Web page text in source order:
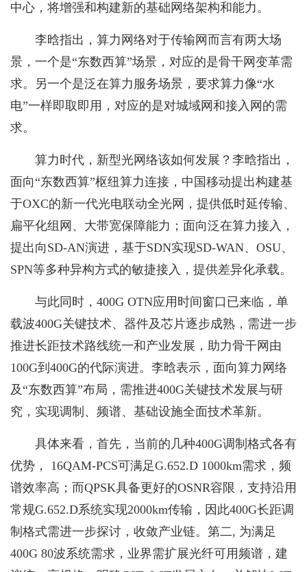
中心，将增强和构建新的基础网络架构和能力。
李晗指出，算力网络对于传输网而言有两大场
景，一个是“东数西算”场景，对应的是骨干网变革需
求。另一个是泛在算力服务场景，要求算力像“水
电”一样即取即用，对应的是对城域网和接入网的需
求。
算力时代，新型光网络该如何发展？李晗指出，
面向“东数西算”枢纽算力连接，中国移动提出构建基
于OXC的新一代光电联动全光网，提供低时延传输、
扁平化组网、大带宽保障能力；面向泛在算力接入，
提出向SD-AN演进，基于SDN实现SD-WAN、OSU、
SPN等多种异构方式的敏捷接入，提供差异化承载。
与此同时，400G OTN应用时间窗口已来临，单
载波400G关键技术、器件及芯片逐步成熟，需进一步
推进长距技术路线统一和产业发展，助力骨干网由
100G到400G的代际演进。李晗表示，面向算力网络
及“东数西算”布局，需推进400G关键技术发展与研
究，实现调制、频谱、基础设施全面技术革新。
具体来看，首先，当前的几种400G调制格式各有
优势， 16QAM-PCS可满足G.652.D 1000km需求，频
谱效率高；而QPSK具备更好的OSNR容限，支持沿用
常规G.652.D系统实现2000km传输，因此400G长距调
制格式需进一步探讨，收敛产业链。第二, 为满足
400G 80波系统需求，业界需扩展光纤可用频谱，建